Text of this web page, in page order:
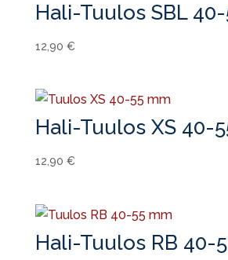
Hali-Tuulos SBL
12,90 €
Hali-Tuulos XS 40-
12,90 €
Hali-Tuulos RB 40-